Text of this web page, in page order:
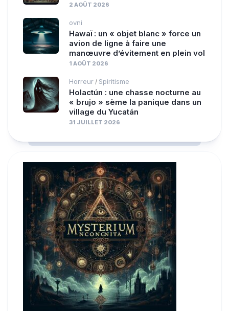
2 AOÛT 2026
ovni
Hawaï : un « objet blanc » force un
avion de ligne à faire une
manœuvre d’évitement en plein vol
1 AOÛT 2026
Horreur / Spiritisme
Holactún : une chasse nocturne au
« brujo » sème la panique dans un
village du Yucatán
31 JUILLET 2026